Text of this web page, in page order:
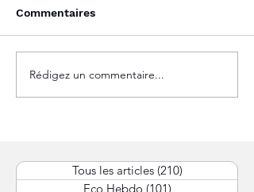
Commentaires
Rédigez un commentaire...
Tous les articles (210)
Eco Hebdo (101)